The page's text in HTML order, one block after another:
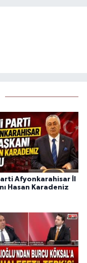
Afyonkarahisar İl
Hasan Karadeniz